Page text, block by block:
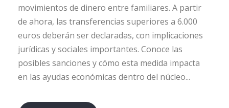
movimientos de dinero entre familiares. A partir
de ahora, las transferencias superiores a 6.000
euros deberán ser declaradas, con implicaciones
jurídicas y sociales importantes. Conoce las
posibles sanciones y cómo esta medida impacta
en las ayudas económicas dentro del núcleo...